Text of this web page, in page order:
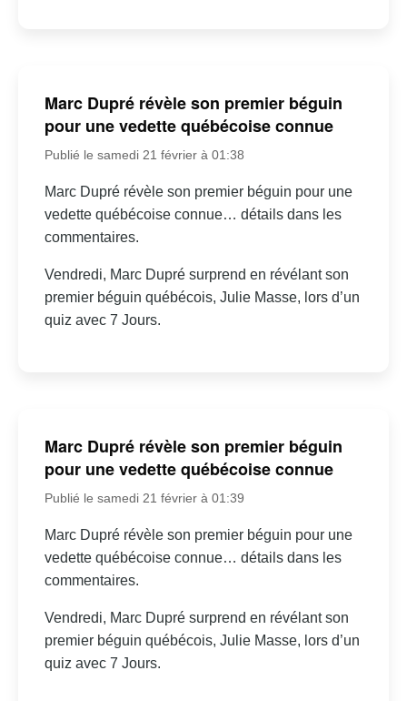
Marc Dupré révèle son premier béguin
pour une vedette québécoise connue
Publié le samedi 21 février à 01:38
Marc Dupré révèle son premier béguin pour une
vedette québécoise connue… détails dans les
commentaires.
Vendredi, Marc Dupré surprend en révélant son
premier béguin québécois, Julie Masse, lors d’un
quiz avec 7 Jours.
Marc Dupré révèle son premier béguin
pour une vedette québécoise connue
Publié le samedi 21 février à 01:39
Marc Dupré révèle son premier béguin pour une
vedette québécoise connue… détails dans les
commentaires.
Vendredi, Marc Dupré surprend en révélant son
premier béguin québécois, Julie Masse, lors d’un
quiz avec 7 Jours.